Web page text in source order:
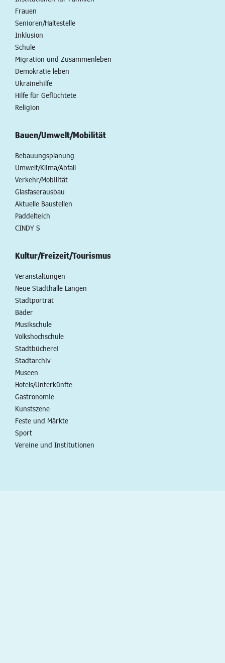
Frauen
Senioren/Haltestelle
Inklusion
Schule
Migration und Zusammenleben
Demokratie leben
Ukrainehilfe
Hilfe für Geflüchtete
Religion
Bauen/Umwelt/Mobilität
Bebauungsplanung
Umwelt/Klima/Abfall
Verkehr/Mobilität
Glasfaserausbau
Aktuelle Baustellen
Paddelteich
CINDY S
Kultur/Freizeit/Tourismus
Veranstaltungen
Neue Stadthalle Langen
Stadtporträt
Bäder
Musikschule
Volkshochschule
Stadtbücherei
Stadtarchiv
Museen
Hotels/Unterkünfte
Gastronomie
Kunstszene
Feste und Märkte
Sport
Vereine und Institutionen